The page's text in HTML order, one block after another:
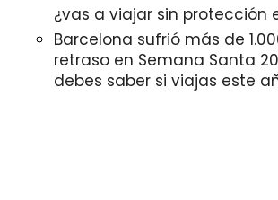
¿vas a viajar sin protección
Barcelona sufrió más de
retraso en Semana Santa
debes saber si viajas este